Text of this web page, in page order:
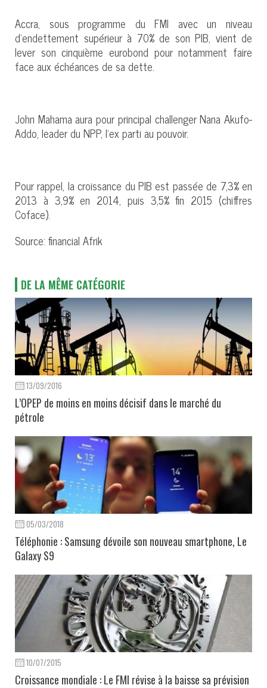
Accra, sous programme du FMI avec un niveau
d’endettement supérieur à 70% de son PIB, vient de
lever son cinquième eurobond pour notamment faire
face aux échéances de sa dette.
John Mahama aura pour principal challenger Nana Akufo-
Addo, leader du NPP, l’ex parti au pouvoir.
Pour rappel, la croissance du PIB est passée de 7,3% en
2013 à 3,9% en 2014, puis 3,5% fin 2015 (chiffres
Coface).
Source: financial Afrik
DE LA MÊME CATÉGORIE
13/09/2016
L’OPEP de moins en moins décisif dans le marché du
pétrole
05/03/2018
Téléphonie : Samsung dévoile son nouveau smartphone, Le
Galaxy S9
10/07/2015
Croissance mondiale : Le FMI révise à la baisse sa prévision